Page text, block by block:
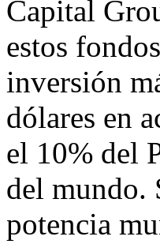
Capital
estos
inversión
dólares en
el 10% del
del mundo.
potencia